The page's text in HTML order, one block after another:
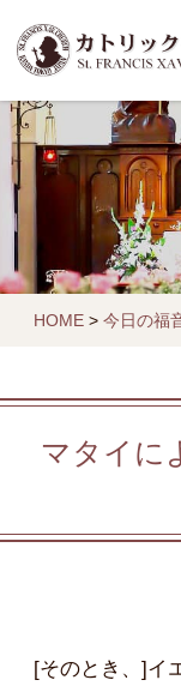
HOME > 今日の福
マタイに
[そのとき、]イ